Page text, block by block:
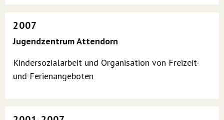
2007
Jugendzentrum Attendorn
Kindersozialarbeit und Organisation von Freizeit-
und Ferienangeboten